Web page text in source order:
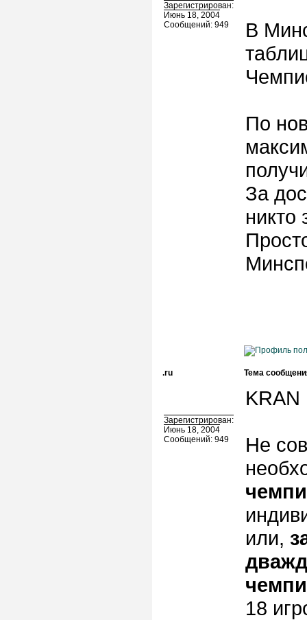
Зарегистрирован:
Июнь 18, 2004
Сообщений: 949
В
По
За
никто
.ru Тема
Зарегистрирован:
Июнь 18, 2004
Сообщений: 949
KRAN
Не
или,
18